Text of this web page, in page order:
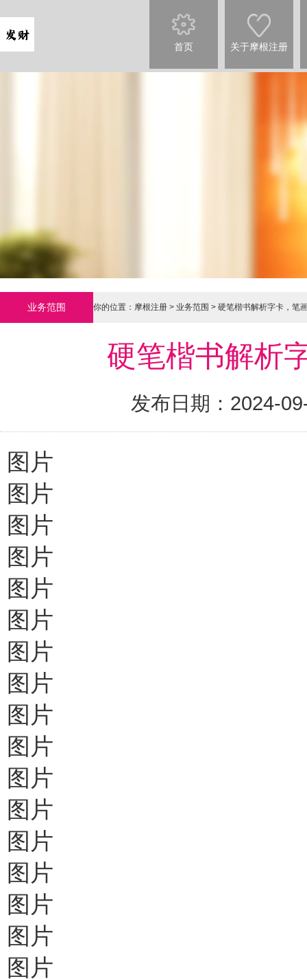
首页 关于摩根注册
业务范围 你的位置： 摩根注册 > 业务范围 > 硬笔楷书解析字卡，笔
硬笔楷书解析
发布日期：2024-
图片
图片
图片
图片
图片
图片
图片
图片
图片
图片
图片
图片
图片
图片
图片
图片
图片